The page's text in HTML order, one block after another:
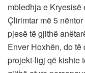
mbledhja e
Çlirimtar më 5
pjesë të gjithë
Enver Hoxhën, do
projekt-ligj që kishte